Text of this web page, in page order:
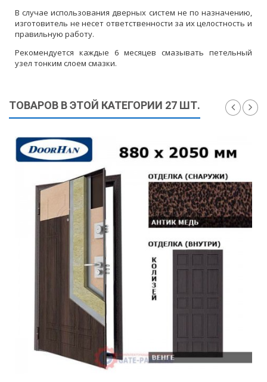
В случае использования дверных систем не по назначению,
изготовитель не несет ответственности за их целостность и
правильную работу.
Рекомендуется каждые 6 месяцев смазывать петельный
узел тонким слоем смазки.
ТОВАРОВ В ЭТОЙ КАТЕГОРИИ 27 ШТ.